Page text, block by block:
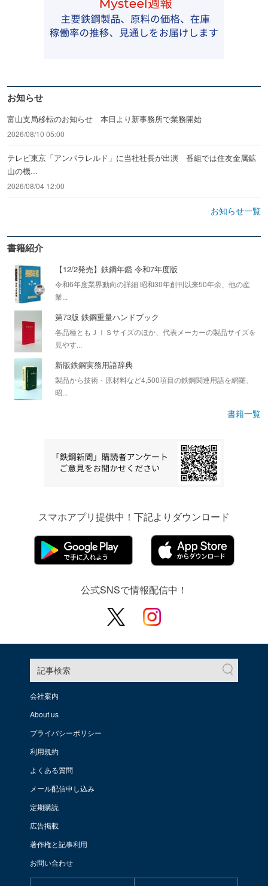
お知らせ
富山支局移転のお知らせ 本日より新事務所で業務開始
2026/08/10 05:00
テレビ東京「アンパラレルド」に当社社長が出演 番組では住友金属鉱
山の機...
2026/08/04 12:00
お知らせ一覧
書籍紹介
【12/2発売】鉄鋼年鑑 令和7年度版
令和6年度業界動向の詳細 昭和30年創刊以来50年余、他の産
業...
第73版 鉄鋼重量ハンドブック
各品種ともＪＩＳサイズのほか、代表メーカーの製品サイズを
見やす...
新版鉄鋼実務用語辞典
製品から技術・原材料など4,500項目の鉄鋼関連用語を網羅、
昭...
書籍一覧
スマホアプリ提供中！下記よりダウンロード
公式SNSで情報配信中！
記事検索
会社案内
About us
プライバシーポリシー
利用規約
よくある質問
メール配信申し込み
定期購読
広告掲載
著作権と記事利用
お問い合わせ